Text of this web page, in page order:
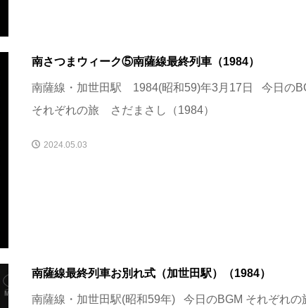
南さつまウィーク⑤南薩線最終列車（1984）
南薩線・加世田駅 1984(昭和59)年3月17日 今日の
それぞれの旅 さだまさし（1984）
2024.05.03
南薩線最終列車お別れ式（加世田駅）（1984）
南薩線・加世田駅(昭和59年) 今日のBGM それぞれ